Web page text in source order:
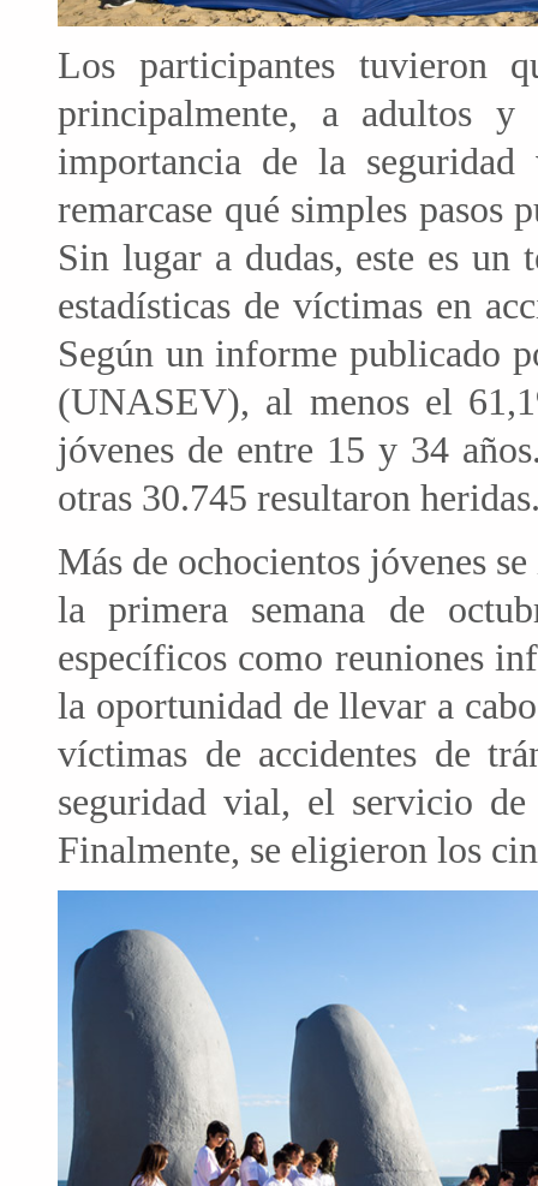
Los participantes tuvieron
principalmente, a adultos
importancia de la
remarcase qué simples pasos
Sin lugar a dudas, este es un
estadísticas de víctimas en
Según un informe publicado
(UNASEV), al menos el
jóvenes de entre 15 y 34
otras 30.745 resultaron
Más de ochocientos jóvenes
la primera semana de
específicos como reuniones
la oportunidad de llevar a
víctimas de accidentes de
seguridad vial, el servicio
Finalmente, se eligieron los